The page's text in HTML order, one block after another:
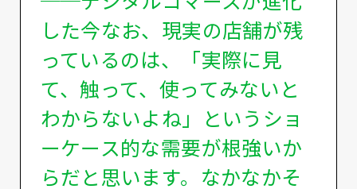
した今なお、現実の店舗が残
っているのは、「実際に見
て、触って、使ってみないと
わからないよね」というショ
ーケース的な需要が根強いか
らだと思います。なかなかそ